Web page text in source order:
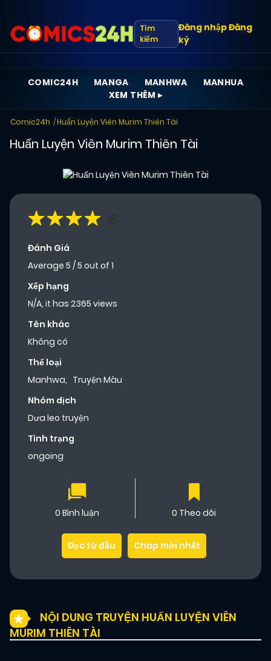
Tìm
kiếm
Đăng nhậpĐăng
ký
COMIC24H MANGA MANHWA
MANHUA
XEM THÊM ▸
Comic24h Huấn Luyện Viên Murim Thiên Tài
Huấn Luyện Viên Murim Thiên Tài
Đánh Giá
Average 5 /5 out of 1
Xếp hạng
N/A, it has 2365 views
Tên khác
Không có
Thể loại
Manhwa, Truyện Màu
Nhóm dịch
Dưa leo truyện
Tình trạng
ongoing
0 Bình luận 0 Theo dõi
Đọc từ đầu Chap mới nhất
NỘI DUNG TRUYỆN HUẤN LUYỆN VIÊN
MURIM THIÊN TÀI